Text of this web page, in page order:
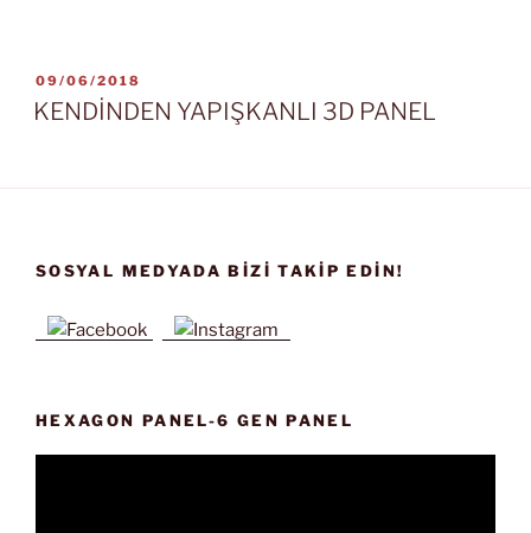
YAYIM
TARIHI
09/06/2018
KENDİNDEN YAPIŞKANLI 3D PANEL
SOSYAL MEDYADA BIZI TAKIP EDIN!
HEXAGON PANEL-6 GEN PANEL